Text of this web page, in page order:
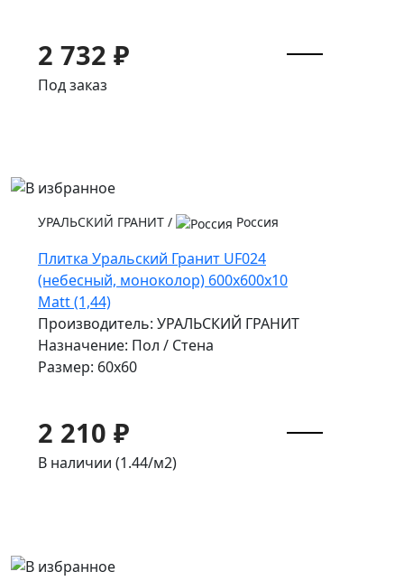
2 732 ₽
Под заказ
УРАЛЬСКИЙ ГРАНИТ / Россия
Плитка Уральский Гранит UF024
(небесный, моноколор) 600х600х10
Matt (1,44)
Производитель: УРАЛЬСКИЙ ГРАНИТ
Назначение: Пол / Стена
Размер: 60x60
2 210 ₽
В наличии (1.44/м2)